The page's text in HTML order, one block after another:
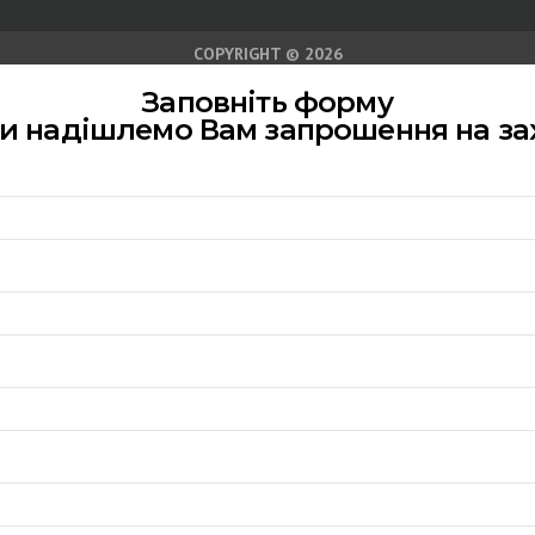
COPYRIGHT © 2026
Заповніть форму
надішлемо Вам запрошення на